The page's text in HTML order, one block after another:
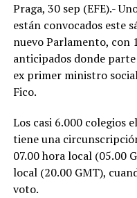
Praga, 30 sep (EFE).-
están convocados este
nuevo Parlamento, con
anticipados donde
ex primer ministro
Fico.
Los casi 6.000 colegios
tiene una
07.00 hora local (05.00
local (20.00 GMT),
voto.